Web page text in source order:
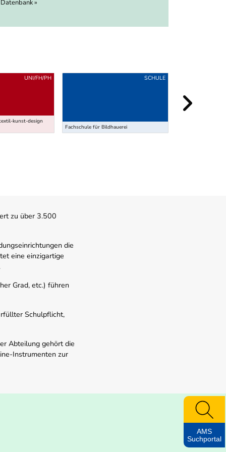
»
kunst-design
UNI/FH/PH
Fachschule für Bildhauerei
SCHULE
zu über 3.500
die
eine einzigartige
Grad, etc.) führen
Schulpflicht,
Abteilung gehört die
Instrumenten zur
AMS
Suchportal